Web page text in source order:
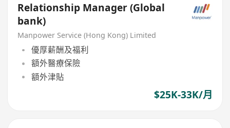
Relationship Manager (Global
bank)
Manpower Service (Hong Kong) Limited
優厚薪酬及福利
額外醫療保險
額外津貼
$25K-33K/月